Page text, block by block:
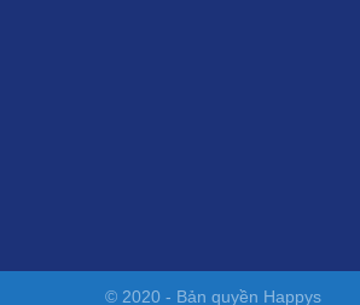
© 2020 - Bản quyền Happys